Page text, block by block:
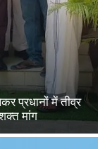
प्रधानों में तीव्र
मांग